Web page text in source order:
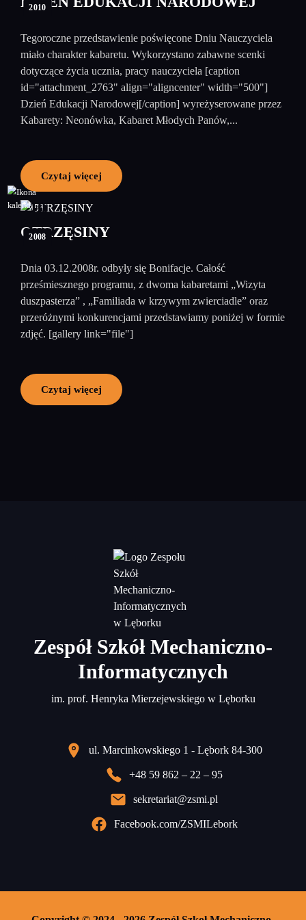
2010
Tegoroczne przedstawienie poświęcone Dniu Nauczyciela
miało charakter kabaretu. Wykorzystano zabawne scenki
dotyczące życia ucznia, pracy nauczyciela [caption
id="attachment_2763" align="aligncenter" width="500"]
Dzień Edukacji Narodowej[/caption] wyreżyserowane przez
Kabarety: Neonówka, Kabaret Młodych Panów,...
Czytaj więcej
10
2008
OTRZĘSINY
Dnia 03.12.2008r. odbyły się Bonifacje. Całość
prześmiesznego programu, z dwoma kabaretami „Wizyta
duszpasterza” , „Familiada w krzywym zwierciadle” oraz
przeróżnymi konkurencjami przedstawiamy poniżej w formie
zdjęć. [gallery link="file"]
Czytaj więcej
Zespół Szkół Mechaniczno-
Informatycznych
im. prof. Henryka Mierzejewskiego w Lęborku
ul. Marcinkowskiego 1 - Lębork 84-300
+48 59 862 – 22 – 95
sekretariat@zsmi.pl
Facebook.com/ZSMILebork